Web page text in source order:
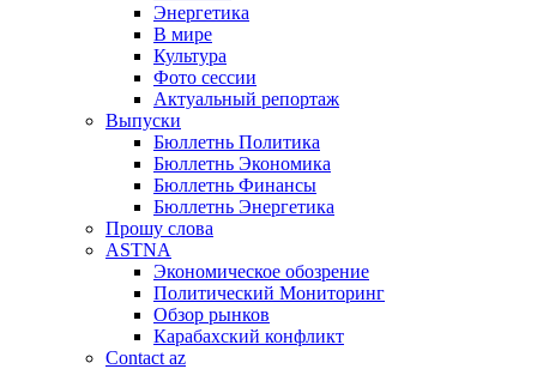
Энергетика
В мире
Культура
Фото сессии
Актуальный репортаж
Выпуски
Бюллетнь Политика
Бюллетнь Экономика
Бюллетнь Финансы
Бюллетнь Энергетика
Прошу слова
ASTNA
Экономическое обозрение
Политический Мониторинг
Обзор рынков
Карабахский конфликт
Contact az